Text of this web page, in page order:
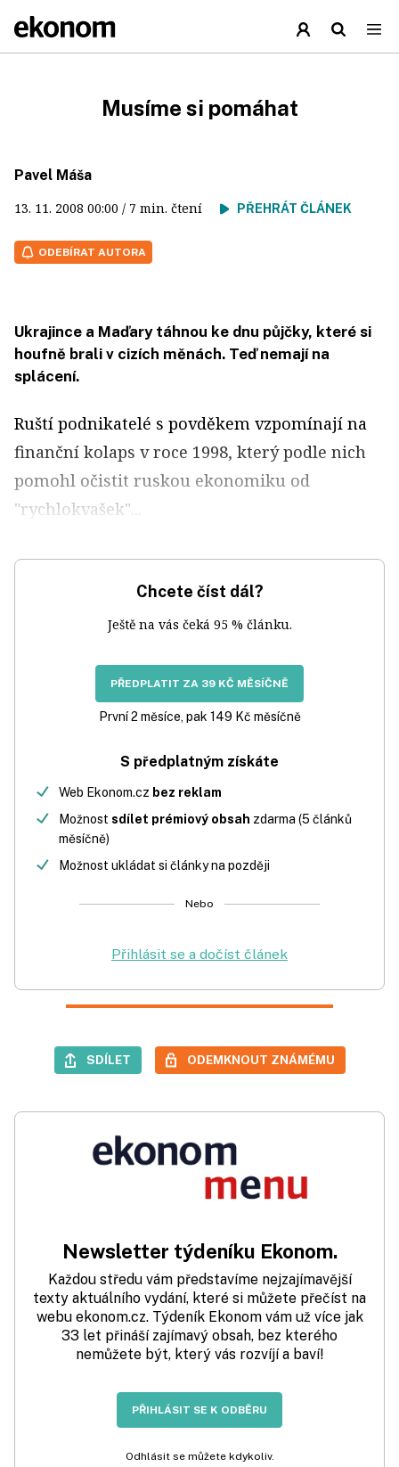
Musíme si pomáhat
Pavel Máša
13. 11. 2008 00:00 / 7 min. čtení PŘEHRÁT ČLÁNEK
ODEBÍRAT AUTORA
Ukrajince a Maďary táhnou ke dnu půjčky, které si
houfně brali v cizích měnách. Teď nemají na
splácení.
Ruští podnikatelé s povděkem vzpomínají na
finanční kolaps v roce 1998, který podle nich
pomohl očistit ruskou ekonomiku od
"rychlokvašek"...
Chcete číst dál?
Ještě na vás čeká 95 % článku.
PŘEDPLATIT ZA 39 KČ MĚSÍČNĚ
První 2 měsíce, pak 149 Kč měsíčně
S předplatným získáte
Web Ekonom.cz bez reklam
Možnost sdílet prémiový obsah zdarma (5 článků
měsíčně)
Možnost ukládat si články na později
Nebo
Přihlásit se a dočíst článek
SDÍLET ODEMKNOUT ZNÁMÉMU
Newsletter týdeníku Ekonom.
Každou středu vám představíme nejzajímavější
texty aktuálního vydání, které si můžete přečíst na
webu ekonom.cz. Týdeník Ekonom vám už více jak
33 let přináší zajímavý obsah, bez kterého
nemůžete být, který vás rozvíjí a baví!
PŘIHLÁSIT SE K ODBĚRU
Odhlásit se můžete kdykoliv.